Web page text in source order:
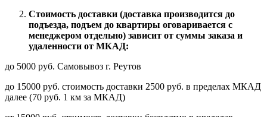
Стоимость доставки (доставка производится до
подъезда, подъем до квартиры оговаривается с
менеджером отдельно) зависит от суммы заказа и
удаленности от МКАД:
до 5000 руб. Самовывоз г. Реутов
до 15000 руб. стоимость доставки 2500 руб. в пределах МКАД
далее (70 руб. 1 км за МКАД)